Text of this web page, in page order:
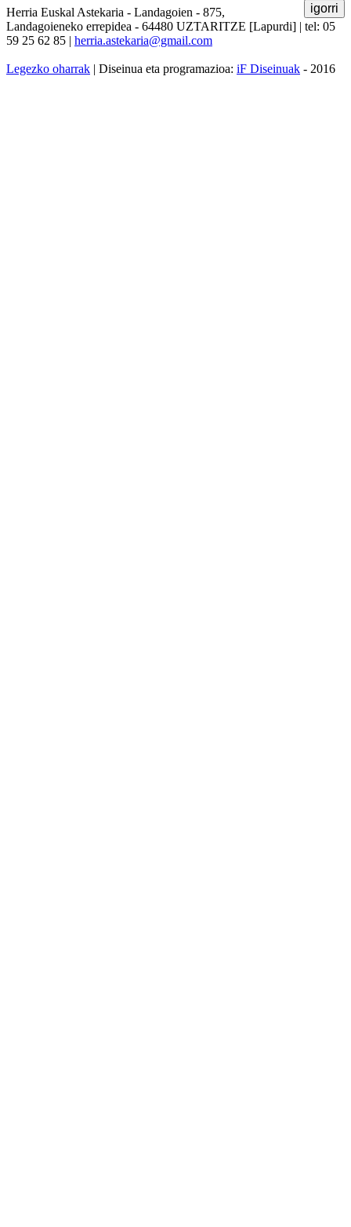
igorri
Herria Euskal Astekaria - Landagoien - 875,
Landagoieneko errepidea - 64480 UZTARITZE [Lapurdi] | tel: 05
59 25 62 85 | herria.astekaria@gmail.com
Legezko oharrak | Diseinua eta programazioa: iF Diseinuak - 2016